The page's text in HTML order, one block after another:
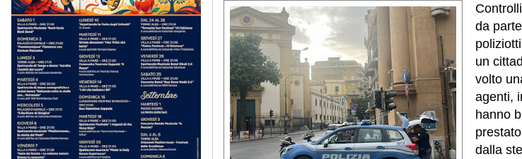
da
un
volto
agenti,
hanno
dalla